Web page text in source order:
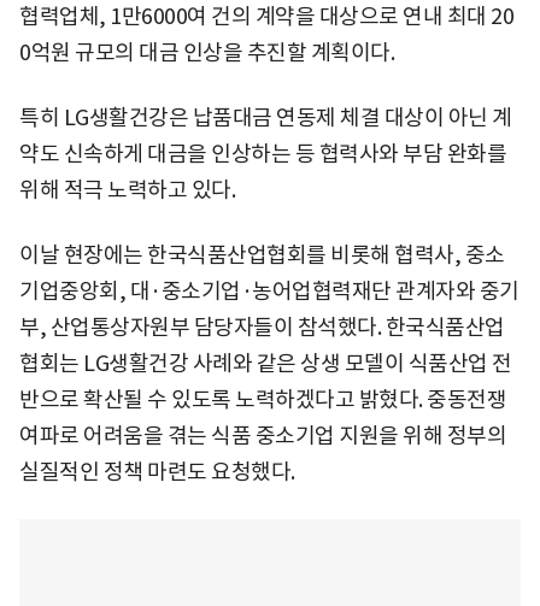
협력업체, 1만6000여 건의 계약을 대상으로 연내 최대 20
0억원 규모의 대금 인상을 추진할 계획이다.
특히 LG생활건강은 납품대금 연동제 체결 대상이 아닌 계
약도 신속하게 대금을 인상하는 등 협력사와 부담 완화를
위해 적극 노력하고 있다.
이날 현장에는 한국식품산업협회를 비롯해 협력사, 중소
기업중앙회, 대·중소기업·농어업협력재단 관계자와 중기
부, 산업통상자원부 담당자들이 참석했다. 한국식품산업
협회는 LG생활건강 사례와 같은 상생 모델이 식품산업 전
반으로 확산될 수 있도록 노력하겠다고 밝혔다. 중동전쟁
여파로 어려움을 겪는 식품 중소기업 지원을 위해 정부의
실질적인 정책 마련도 요청했다.